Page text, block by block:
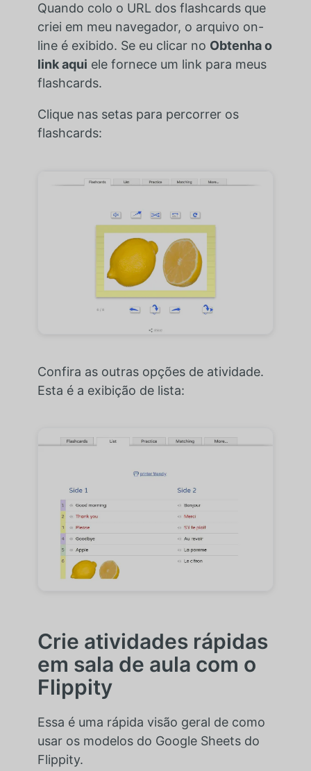
Quando colo o URL dos flashcards que
criei em meu navegador, o arquivo on-
line é exibido. Se eu clicar no Obtenha o
link aqui ele fornece um link para meus
flashcards.
Clique nas setas para percorrer os
flashcards:
Confira as outras opções de atividade.
Esta é a exibição de lista:
Crie atividades rápidas
em sala de aula com o
Flippity
Essa é uma rápida visão geral de como
usar os modelos do Google Sheets do
Flippity.